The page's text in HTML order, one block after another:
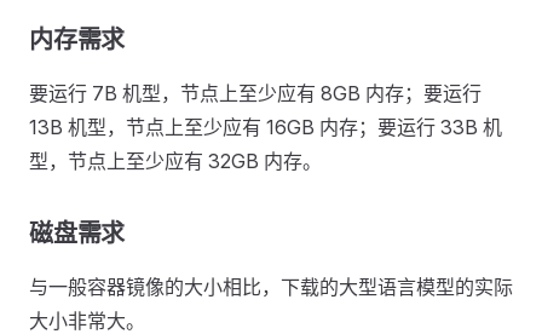
内存需求
要运行 7B 机型，节点上至少应有 8GB 内存；要运行
13B 机型，节点上至少应有 16GB 内存；要运行 33B 机
型，节点上至少应有 32GB 内存。
磁盘需求
与一般容器镜像的大小相比，下载的大型语言模型的实际
大小非常大。